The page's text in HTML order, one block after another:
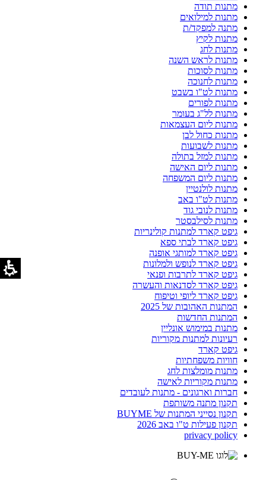
מתנות תודה
מתנות למילואים
מתנה למפקד/ת
מתנות לקיץ
מתנות לחג
מתנות לראש השנה
מתנות לסוכות
מתנות לחנוכה
מתנות לט"ו בשבט
מתנות לפורים
מתנות לל"ג בעומר
מתנות ליום העצמאות
מתנות כחול לבן
מתנות לשבועות
מתנות למזל בתולה
מתנות ליום האישה
מתנות ליום המשפחה
מתנות לולנטיין
מתנות לט"ו באב
מתנות לנובי גוד
מתנות לסילבסטר
גיפט קארד למתנות קולינריות
גיפט קארד לבתי ספא
גיפט קארד למותגי אופנה
גיפט קארד לנופש ולמלונות
גיפט קארד לתרבות ופנאי
גיפט קארד לסדנאות והעשרה
גיפט קארד ליופי וטיפוח
המתנות האהובות של 2025
המתנות החדשות
מתנות במימוש אונליין
רעיונות למתנות מקוריות
גיפט קארד
חוויות משפחתיות
מתנות מומלצות לחג
מתנות מקוריות לאישה
חברות וארגונים - מתנות לעובדים
תקנון מתנה משותפת
תקנון נסייני המתנות של BUYME
תקנון פעילות ט"ו באב 2026
privacy policy